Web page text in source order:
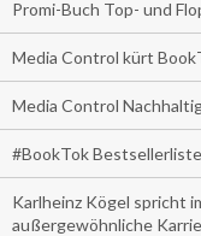
Promi-Buch Top- und
Media Control kürt
Media Control
#BookTok
Karlheinz Kögel spricht
außergewöhnliche